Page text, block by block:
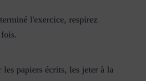
l'exercice, respirez
les papiers écrits, les jeter à la